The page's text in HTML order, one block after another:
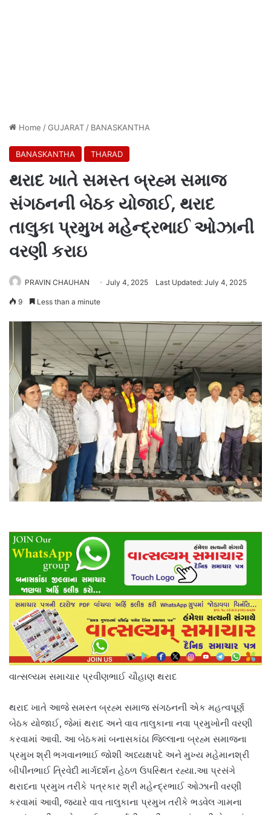
Home /GUJARAT / BANASKANTHA
BANASKANTHA THARAD
થરાદ ખાતે સમસ્ત બ્રહ્મ સમાજ
સંગઠનની બેઠક યોજાઈ, થરાદ
તાલુકા પ્રમુખ મહેન્દ્રભાઈ ઓઝાની
વરણી કરાઇ
PRAVIN CHAUHAN July 4, 2025 Last Updated: July 4, 2025
9 Less than a minute
વાત્સલ્યમ સમાચાર પ્રવીણભાઈ ચૌહાણ થરાદ
થરાદ ખાતે આજે સમસ્ત બ્રહ્મ સમાજ સંગઠનની એક મહત્વપૂર્ણ
બેઠક યોજાઈ, જેમાં થરાદ અને વાવ તાલુકાના નવા પ્રમુખોની વરણી
કરવામાં આવી. આ બેઠકમાં બનાસકાંઠા જિલ્લાના બ્રહ્મ સમાજના
પ્રમુખ શ્રી ભગવાનભાઈ જોશી અધ્યક્ષપદે અને મુખ્ય મહેમાનશ્રી
બીપીનભાઈ ત્રિવેદી માર્ગદર્શન હેઠળ ઉપસ્થિત રહ્યા.આ પ્રસંગે
થરાદના પ્રમુખ તરીકે પત્રકાર શ્રી મહેન્દ્રભાઈ ઓઝાની વરણી
કરવામાં આવી, જ્યારે વાવ તાલુકાના પ્રમુખ તરીકે ભડવેલ ગામના